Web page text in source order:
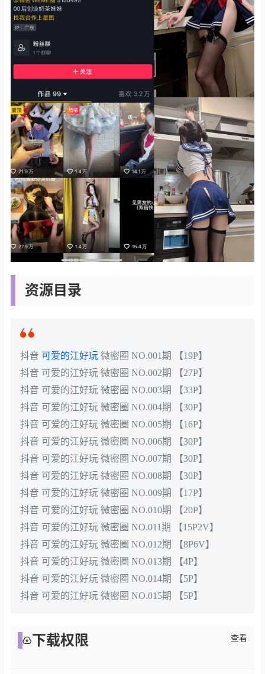
资源目录
抖音 可爱的江好玩 微密圈 NO.001期 【19P】
抖音 可爱的江好玩 微密圈 NO.002期 【27P】
抖音 可爱的江好玩 微密圈 NO.003期 【33P】
抖音 可爱的江好玩 微密圈 NO.004期 【30P】
抖音 可爱的江好玩 微密圈 NO.005期 【16P】
抖音 可爱的江好玩 微密圈 NO.006期 【30P】
抖音 可爱的江好玩 微密圈 NO.007期 【30P】
抖音 可爱的江好玩 微密圈 NO.008期 【30P】
抖音 可爱的江好玩 微密圈 NO.009期 【17P】
抖音 可爱的江好玩 微密圈 NO.010期 【20P】
抖音 可爱的江好玩 微密圈 NO.011期 【15P2V】
抖音 可爱的江好玩 微密圈 NO.012期 【8P6V】
抖音 可爱的江好玩 微密圈 NO.013期 【4P】
抖音 可爱的江好玩 微密圈 NO.014期 【5P】
抖音 可爱的江好玩 微密圈 NO.015期 【5P】
下载权限 查看